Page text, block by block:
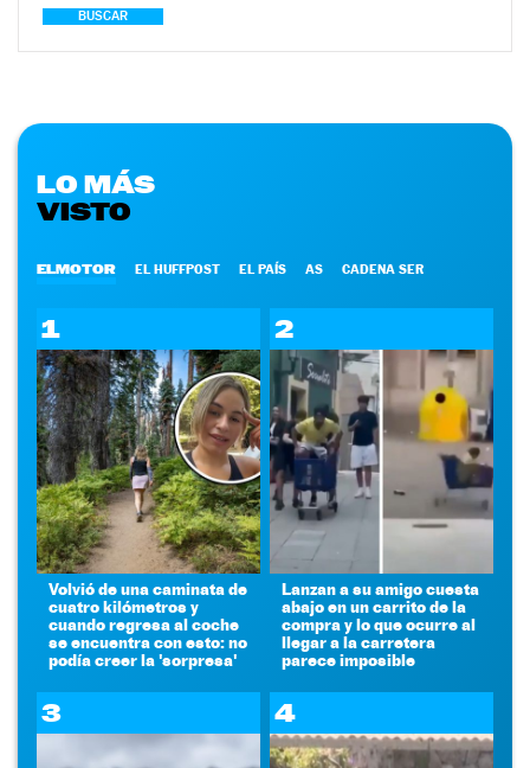
BUSCAR
LO MÁS
VISTO
ELMOTOR EL HUFFPOST EL PAÍS AS CADENA SER
1
Volvió de una caminata de
cuatro kilómetros y
cuando regresa al coche
se encuentra con esto: no
podía creer la 'sorpresa'
2
Lanzan a su amigo cuesta
abajo en un carrito de la
compra y lo que ocurre al
llegar a la carretera
parece imposible
3 4